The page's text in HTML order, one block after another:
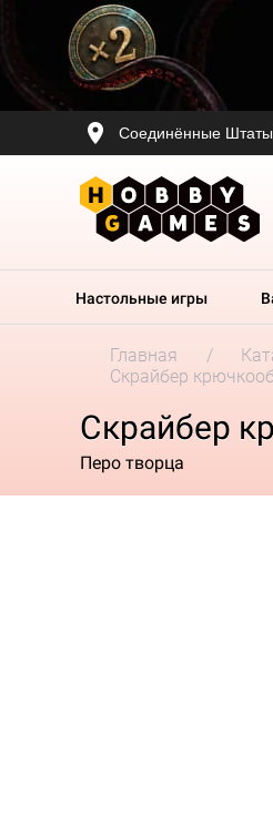
Соединённые
Настольные игры
Главная
Скрайбер
Скрайбер
Перо творца